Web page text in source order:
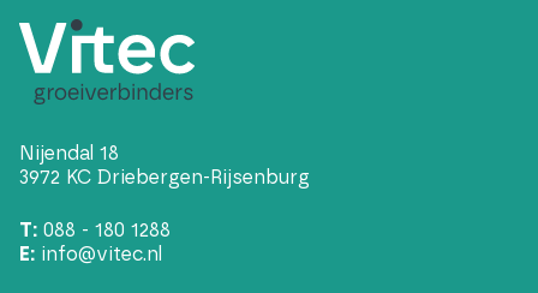
Nijendal 18
3972 KC Driebergen-Rijsenburg
T: 088 - 180 1288
E: info@vitec.nl